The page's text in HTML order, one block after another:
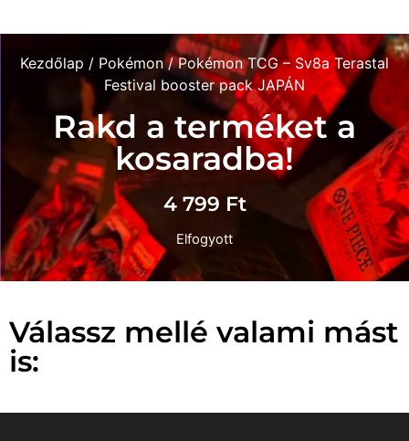
Kezdőlap / Pokémon/ Pokémon TCG – Sv8a Terastal
Festival booster pack JAPÁN
Rakd a terméket a
kosaradba!
4 799 Ft
Elfogyott
Válassz mellé valami mást
is: